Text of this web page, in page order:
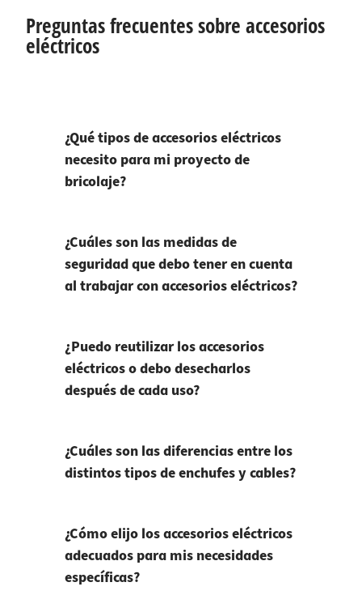
Preguntas frecuentes sobre accesorios
eléctricos
¿Qué tipos de accesorios eléctricos
necesito para mi proyecto de
bricolaje?
¿Cuáles son las medidas de
seguridad que debo tener en cuenta
al trabajar con accesorios eléctricos?
¿Puedo reutilizar los accesorios
eléctricos o debo desecharlos
después de cada uso?
¿Cuáles son las diferencias entre los
distintos tipos de enchufes y cables?
¿Cómo elijo los accesorios eléctricos
adecuados para mis necesidades
específicas?